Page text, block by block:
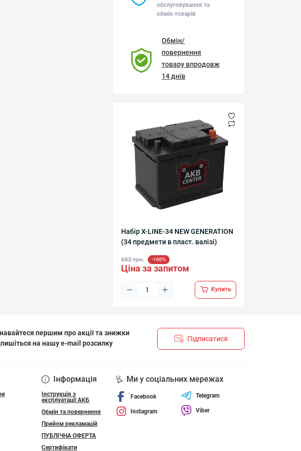
обслуговування та
обмін товарів
Обмін/
повернення
товару впродовж
14 днів
Набір X-LINE-34 NEW GENERATION
(34 предмети в пласт. валізі)
582 грн. -100%
Ціна за запитом
Купить
першим про акції та знижки
на нашу e-mail розсилку
Підписатися
Інформація
Інструкція з
експлуатації АКБ
Обмін та повернення
Прийом рекламацій
ПУБЛІЧНА ОФЕРТА
Сертифікати
Ми у соціальних мережах
Facebook
Instagram
Telegram
Viber